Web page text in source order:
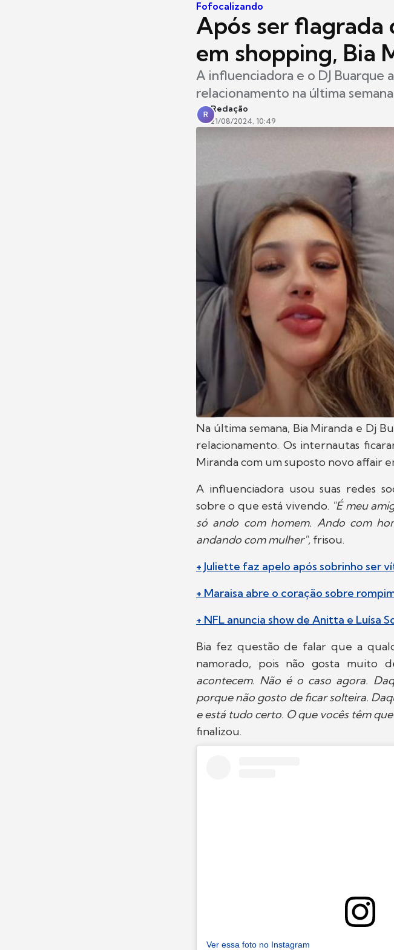
Fofocalizando
Após ser
em shopping, Bia
A influenciadora e o DJ Buarque
relacionamento na última
R
Redação
21/08/2024, 10:49
Na última semana, Bia Miranda e Dj
relacionamento. Os internautas
Miranda com um suposto novo affair
A influenciadora usou suas redes
sobre o que está vivendo. "É meu
só ando com homem. Ando com
andando com mulher", frisou.
+ Juliette faz apelo após sobrinho ser
+ Maraisa abre o coração sobre
+ NFL anuncia show de Anitta e Luísa
Bia fez questão de falar que a
namorado, pois não gosta muito
acontecem. Não é o caso agora.
porque não gosto de ficar solteira.
e está tudo certo. O que vocês têm
finalizou.
Ver essa foto no Instagram